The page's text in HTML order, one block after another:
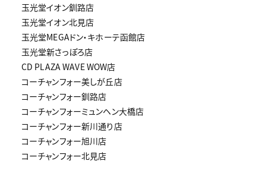
玉光堂イオン釧路店
玉光堂イオン北見店
玉光堂MEGAドン・キホーテ函館店
玉光堂新さっぽろ店
CD PLAZA WAVE WOW店
コーチャンフォー美しが丘店
コーチャンフォー釧路店
コーチャンフォーミュンヘン大橋店
コーチャンフォー新川通り店
コーチャンフォー旭川店
コーチャンフォー北見店